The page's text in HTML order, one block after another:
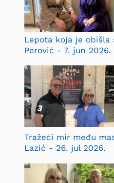
Lepota koja je
Perović - 7. jun 2026.
Tražeći mir među
Lazić - 26. jul 2026.